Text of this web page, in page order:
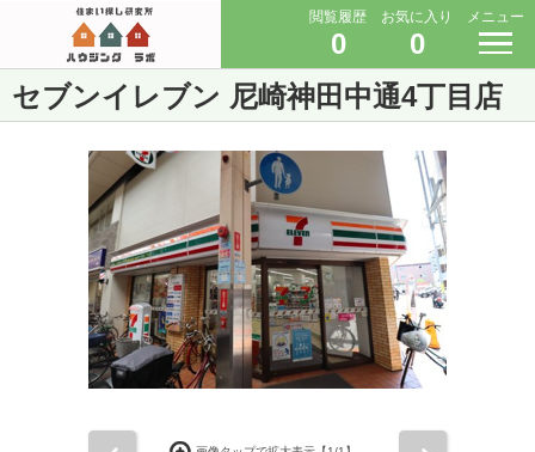
閲覧履歴
0
お気に入り
0
メニュー
セブンイレブン 尼崎神田中通4丁目店